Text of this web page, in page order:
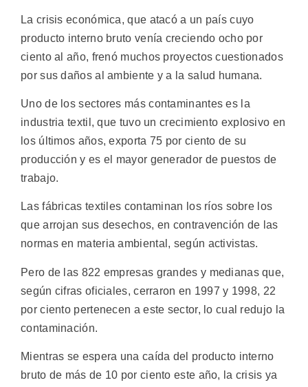
La crisis económica, que atacó a un país cuyo
producto interno bruto venía creciendo ocho por
ciento al año, frenó muchos proyectos cuestionados
por sus daños al ambiente y a la salud humana.
Uno de los sectores más contaminantes es la
industria textil, que tuvo un crecimiento explosivo en
los últimos años, exporta 75 por ciento de su
producción y es el mayor generador de puestos de
trabajo.
Las fábricas textiles contaminan los ríos sobre los
que arrojan sus desechos, en contravención de las
normas en materia ambiental, según activistas.
Pero de las 822 empresas grandes y medianas que,
según cifras oficiales, cerraron en 1997 y 1998, 22
por ciento pertenecen a este sector, lo cual redujo la
contaminación.
Mientras se espera una caída del producto interno
bruto de más de 10 por ciento este año, la crisis ya